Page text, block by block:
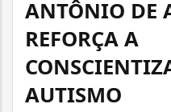
ANTÔNIO DE
REFORÇA A
AUTISMO